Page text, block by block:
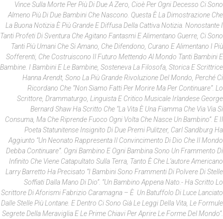
Vince Sulla Morte Per Più Di Due A Zero, Cioè Per Ogni Decesso Ci Sono
Almeno Più Di Due Bambini Che Nascono. Questa È La Dimostrazione Che
La Buona Notizia È Più Grande E Diffusa Della Cattiva Notizia. Nonostante I
Tanti Profeti Di Sventura Che Agitano Fantasmi E Alimentano Guerre, Ci Sono
Tanti Più Umani Che Si Amano, Che Difendono, Curano E Alimentano I Più
Sofferenti, Che Costruiscono Il Futuro Mettendo Al Mondo Tanti Bambini E
Bambine. I Bambini E Le Bambine, Sosteneva La Filosofa, Storica E Scrittrice
Hanna Arendt, Sono La Più Grande Rivoluzione Del Mondo, Perché Ci
Ricordano Che “non Siamo Fatti Per Morire Ma Per Continuare”. Lo
Scrittore, Drammaturgo, Linguista E Critico Musicale Irlandese George
Bernard Shaw Ha Scritto Che “la Vita È Una Fiamma Che Via Via Si
Consuma, Ma Che Riprende Fuoco Ogni Volta Che Nasce Un Bambino”. E Il
Poeta Statunitense Insignito Di Due Premi Pulitzer, Carl Sandburg Ha
Aggiunto “Un Neonato Rappresenta Il Convincimento Di Dio Che Il Mondo
Debba Continuare”. Ogni Bambino E Ogni Bambina Sono Un Frammento Di
Infinito Che Viene Catapultato Sulla Terra, Tanto È Che L’autore Americano
Larry Barretto Ha Precisato “I Bambini Sono Frammenti Di Polvere Di Stelle
Soffiati Dalla Mano Di Dio”. “Un Bambino Appena Nato.- Ha Scritto Lo
Scrittore Di Aforismi Fabrizio Caramagna – È Un Batuffolo Di Luce Lanciato
Dalle Stelle Più Lontane. E Dentro Ci Sono Già Le Leggi Della Vita, Le Formule
Segrete Della Meraviglia E Le Prime Chiavi Per Aprire Le Forme Del Mondo”.